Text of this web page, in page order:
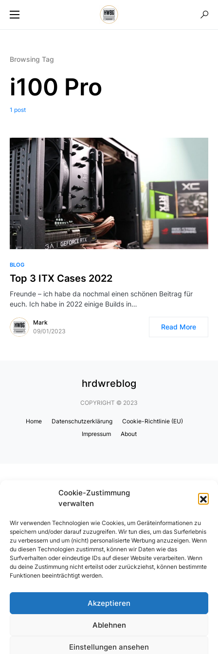
Cookie-Zustimmung
verwalten
Wir verwenden Technologien wie Cookies, um Geräteinformationen zu
speichern und/oder darauf zuzugreifen. Wir tun dies, um das Surferlebnis
zu verbessern und um (nicht) personalisierte Werbung anzuzeigen. Wenn
du diesen Technologien zustimmst, können wir Daten wie das
Surfverhalten oder eindeutige IDs auf dieser Website verarbeiten. Wenn
du deine Zustimmung nicht erteilst oder zurückziehst, können bestimmte
Funktionen beeinträchtigt werden.
Akzeptieren
Ablehnen
Einstellungen ansehen
Browsing Tag
i100 Pro
1 post
BLOG
Top 3 ITX Cases 2022
Freunde – ich habe da nochmal einen schönen Beitrag für
euch. Ich habe in 2022 einige Builds in…
Mark
09/01/2023
Read More
hrdwreblog
COPYRIGHT © 2023
Home Datenschutzerklärung
Cookie-Richtlinie (EU)
Impressum
About